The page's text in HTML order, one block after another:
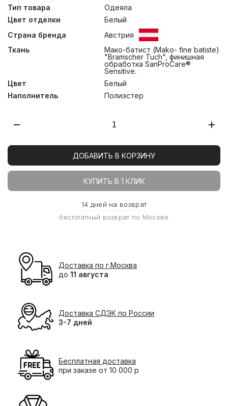
Тип товара
Одеяла
Цвет отделки
Белый
Страна бренда
Австрия
Ткань
Мако-батист (Mako- fine batiste)
"Bramscher Tuch", финишная
обработка SanProCare®
Sensitive.
Цвет
Белый
Наполнитель
Полиэстер
ДОБАВИТЬ В КОРЗИНУ
КУПИТЬ В 1 КЛИК
14 дней на возврат
бесплатный возврат по Москве
Доставка по г.Москва
до 11 августа
Доставка СДЭК по России
3-7 дней
Бесплатная доставка
при заказе от 10 000 р